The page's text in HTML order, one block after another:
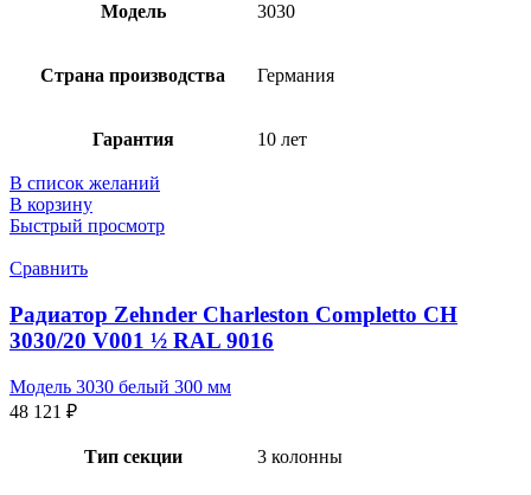
Модель 3030
Страна производства Германия
Гарантия 10 лет
В список желаний
В корзину
Быстрый просмотр
Сравнить
Радиатор Zehnder Charleston Completto CH
3030/20 V001 ½ RAL 9016
Модель 3030 белый 300 мм
48 121 ₽
Тип секции 3 колонны